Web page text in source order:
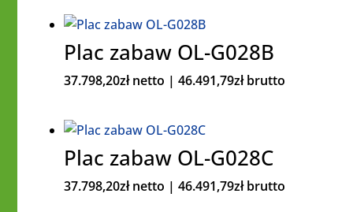
Plac zabaw OL-G028B
37.798,20zł netto | 46.491,79złbrutto
Plac zabaw OL-G028C
37.798,20zł netto | 46.491,79złbrutto